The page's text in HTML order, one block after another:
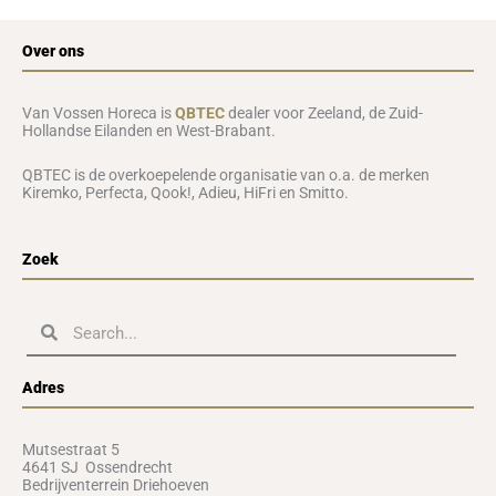
Over ons
Van Vossen Horeca isQBTECdealer voor Zeeland, de Zuid-
Hollandse Eilanden en West-Brabant.
QBTEC is de overkoepelende organisatie van o.a. de merken
Kiremko, Perfecta, Qook!, Adieu, HiFri en Smitto.
Zoek
ZoekenZoeken
Adres
Mutsestraat 5
4641 SJ Ossendrecht
Bedrijventerrein Driehoeven